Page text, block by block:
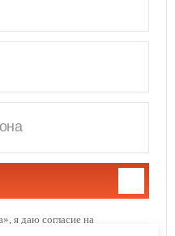
я даю согласие на